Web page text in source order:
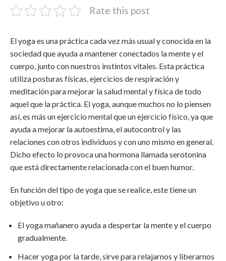
Rate this post
El yoga es una práctica cada vez más usual y conocida en la
sociedad que ayuda a mantener conectados la mente y el
cuerpo, junto con nuestros instintos vitales. Esta práctica
utiliza posturas físicas, ejercicios de respiración y
meditación para mejorar la salud mental y física de todo
aquel que la práctica. El yoga, aunque muchos no lo piensen
así, es más un ejercicio mental que un ejercicio físico, ya que
ayuda a mejorar la autoestima, el autocontrol y las
relaciones con otros individuos y con uno mismo en general.
Dicho efecto lo provoca una hormona llamada serotonina
que está directamente relacionada con el buen humor.
En función del tipo de yoga que se realice, este tiene un
objetivo u otro:
El yoga mañanero ayuda a despertar la mente y el cuerpo
gradualmente.
Hacer yoga por la tarde, sirve para relajarnos y liberarnos